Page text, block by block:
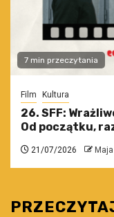
7 min przeczytania
Film Kultura
26. SFF:
Od początku,
21/07/2026